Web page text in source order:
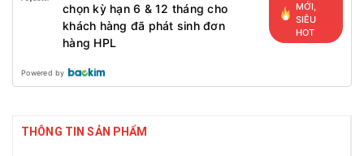
chọn kỳ hạn 6 & 12 tháng cho
khách hàng đã phát sinh đơn
hàng HPL
MỚI,
SIÊU
HOT
Powered by
THÔNG TIN SẢN PHẨM